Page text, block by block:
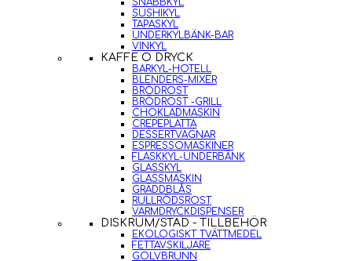
SNABBKYL
SUSHIKYL
TAPASKYL
UNDERKYLBÄNK-BAR
VINKYL
KAFFE O DRYCK
BARKYL-HOTELL
BLENDERS-MIXER
BRÖDROST
BRÖDROST -GRILL
CHOKLADMASKIN
CREPEPLATTA
DESSERTVAGNAR
ESPRESSOMASKINER
FLASKKYL-UNDERBÄNK
GLASSKYL
GLASSMASKIN
GRÄDDBLÅS
RULLRÖDSROST
VARMDRYCKDISPENSER
DISKRUM/STÄD - TILLBEHÖR
EKOLOGISKT TVÄTTMEDEL
FETTAVSKILJARE
GOLVBRUNN